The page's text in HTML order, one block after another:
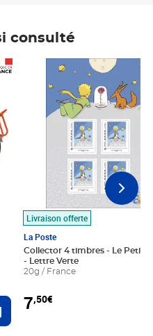
consulté
Ajouter au panier
Livraison offerte
La Poste
Collector 4 timbres - Le Petit
- Lettre Verte
20g / France
7,50€
Prix 7,50€